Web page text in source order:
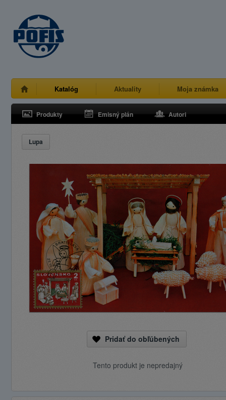
Katalóg Aktuality Moja známka
Produkty Emisný plán Autori
Lupa
Pridať do obľúbených
Tento produkt je nepredajný